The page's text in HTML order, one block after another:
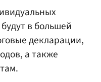
в большей
декларации,
а также